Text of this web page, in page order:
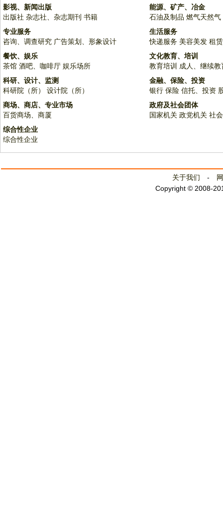
影视、新闻出版
出版社 杂志社、杂志期刊 书籍
能源、矿产、冶金
石油及制品 燃气天然气
专业服务
咨询、调查研究 广告策划、形象设计
生活服务
快递服务 美容美发 租
餐饮、娱乐
茶馆 酒吧、咖啡厅 娱乐场所
文化教育、培训
教育培训 成人、继续教
科研、设计、监测
科研院（所）
设计院（所）
金融、保险、投资
银行 保险 信托、投资
商场、商店、专业市场
百货商场、商厦
政府及社会团体
国家机关 政党机关 社
综合性企业
综合性企业
关于我们 -
Copyright © 2008-